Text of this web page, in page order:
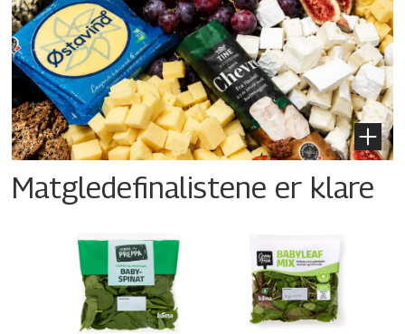
Matgledefinalistene er klare